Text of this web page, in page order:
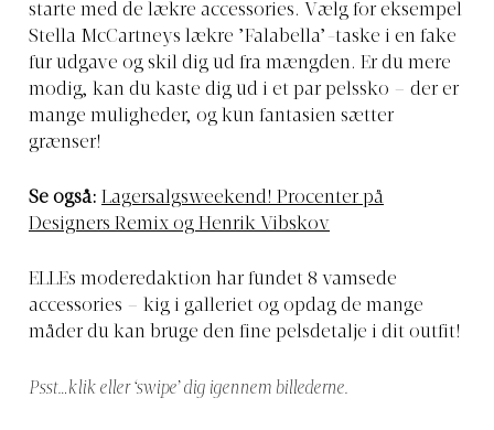
starte med de lækre accessories. Vælg for eksempel
Stella McCartneys lækre ’Falabella’-taske i en fake
fur udgave og skil dig ud fra mængden. Er du mere
modig, kan du kaste dig ud i et par pelssko – der er
mange muligheder, og kun fantasien sætter
grænser!
Se også: Lagersalgsweekend! Procenter på
Designers Remix og Henrik Vibskov
ELLEs moderedaktion har fundet 8 vamsede
accessories – kig i galleriet og opdag de mange
måder du kan bruge den fine pelsdetalje i dit outfit!
Psst…klik eller ‘swipe’ dig igennem billederne.